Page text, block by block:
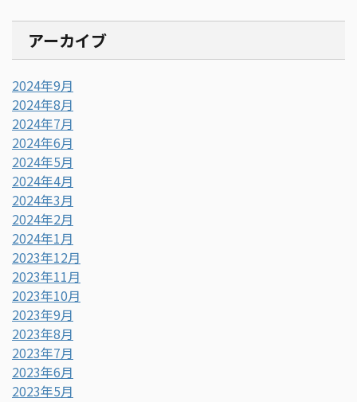
アーカイブ
2024年9月
2024年8月
2024年7月
2024年6月
2024年5月
2024年4月
2024年3月
2024年2月
2024年1月
2023年12月
2023年11月
2023年10月
2023年9月
2023年8月
2023年7月
2023年6月
2023年5月